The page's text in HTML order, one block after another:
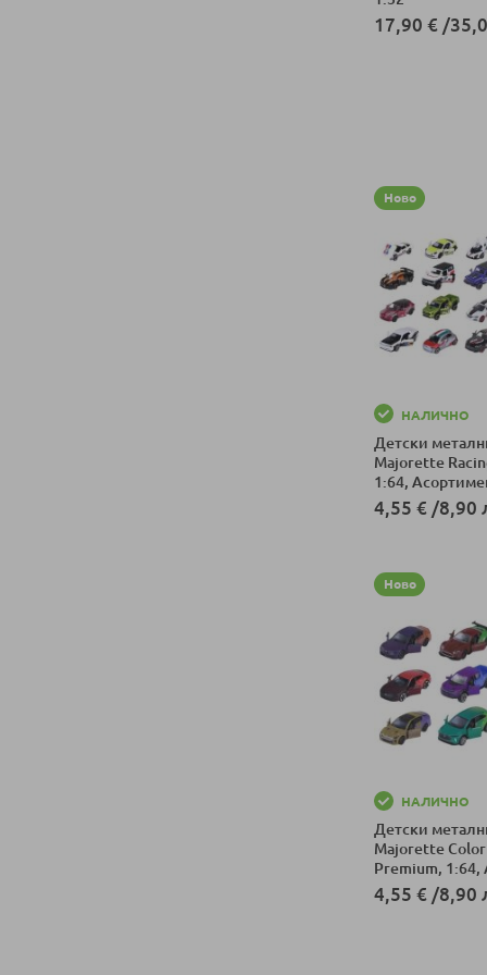
17,90 € /
Ново
НАЛИЧНО
Детски
Majorette
1:64,
4,55 € /8,90
Ново
НАЛИЧНО
Детски
Majorette Color
Premium, 1:64,
4,55 € /8,90